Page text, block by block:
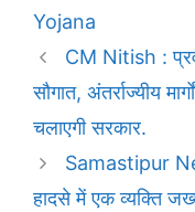
Yojana
CM Nitish :
सौगात, अंतर्राज्यीय
चलाएगी सरकार.
Samastipur
हादसे में एक व्यक्ति